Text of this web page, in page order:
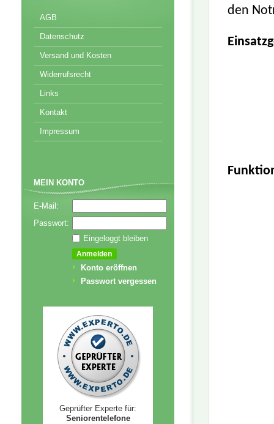
AGB
Datenschutz
Versand und Kosten
Widerrufsrecht
Links
Kontakt
Impressum
MEIN KONTO
E-Mail:
Passwort:
Eingeloggt bleiben
Konto eröffnen
Passwort vergessen
Geprüfter Experte für:
Seniorentelefone
den